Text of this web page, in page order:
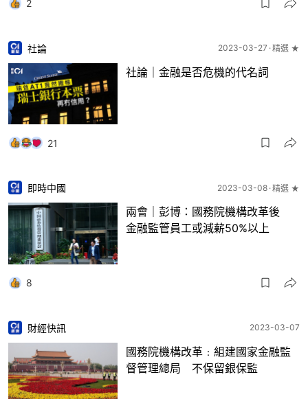
2
社論 2023-03-27 精選 ★
社論｜金融是否危機的代名詞
21
即時中國 2023-03-08 精選 ★
兩會｜彭博：國務院機構改革後
金融監管員工或減薪50%以上
8
財經快訊 2023-03-07
國務院機構改革﹕組建國家金融監
督管理總局 不保留銀保監